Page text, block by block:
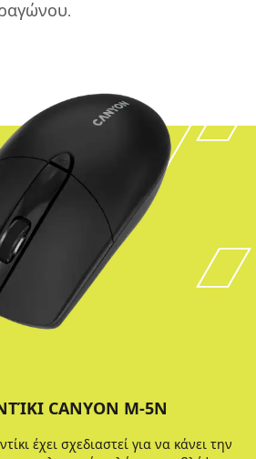
CANYON M-5N
έχει σχεδιαστεί για να κάνει την